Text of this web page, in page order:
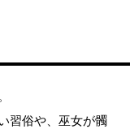
習俗や、巫女が髑